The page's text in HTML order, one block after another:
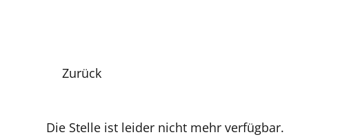
Zurück
Die Stelle ist leider nicht mehr verfügbar.